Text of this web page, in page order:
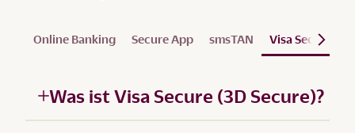
Online Banking Secure App smsTAN Visa Secure
Was ist Visa Secure (3D Secure)?